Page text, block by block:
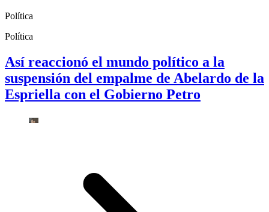
Política
Política
Así reaccionó el mundo político a la
suspensión del empalme de Abelardo de la
Espriella con el Gobierno Petro